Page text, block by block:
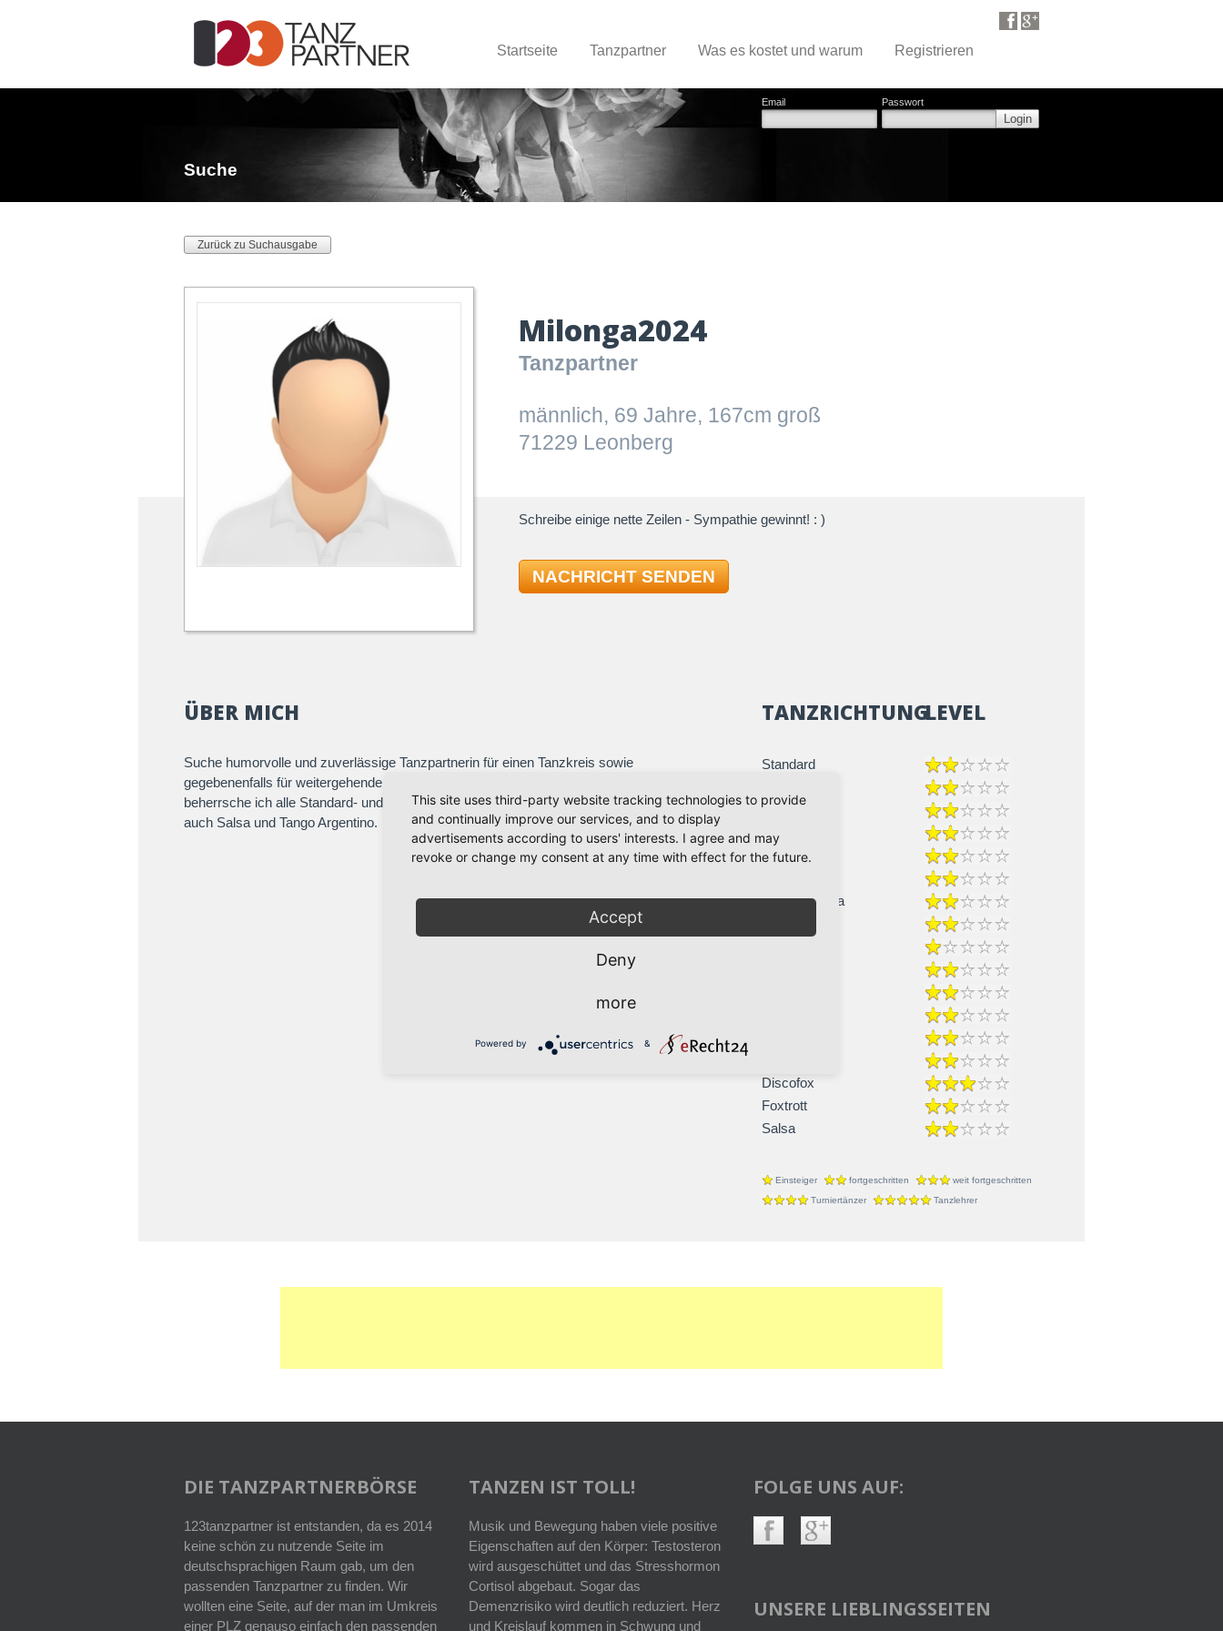
Startseite Tanzpartner Was es kostet und warum Registrieren
Email Passwort
Login
Suche
Zurück zu Suchausgabe
Milonga2024
Tanzpartner
männlich, 69 Jahre, 167cm groß
71229 Leonberg
Schreibe einige nette Zeilen - Sympathie gewinnt! : )
NACHRICHT SENDEN
ÜBER MICH
Suche humorvolle und zuverlässige Tanzpartnerin für einen Tanzkreis sowie
gegebenenfalls für weitergehende Spezialkurse. Neben guten Führungsqualitäten
beherrsche ich alle Standard- und Lateintänze gleichmäßig sicher einschließlich Discofox ,
auch Salsa und Tango Argentino.
TANZRICHTUNG
Standard
Slowfox
Tango
Walzer
Cha-Cha-Cha
Discofox
Foxtrott
Salsa
LEVEL
Einsteiger fortgeschritten
weit fortgeschritten
Turniertänzer
Tanzlehrer
DIE TANZPARTNERBÖRSE
123tanzpartner ist entstanden, da es 2014
keine schön zu nutzende Seite im
deutschsprachigen Raum gab, um den
passenden Tanzpartner zu finden. Wir
wollten eine Seite, auf der man im Umkreis
einer PLZ genauso einfach den passenden
TANZEN IST TOLL!
Musik und Bewegung haben viele positive
Eigenschaften auf den Körper: Testosteron
wird ausgeschüttet und das Stresshormon
Cortisol abgebaut. Sogar das
Demenzrisiko wird deutlich reduziert. Herz
und Kreislauf kommen in Schwung und
FOLGE UNS AUF:
UNSERE LIEBLINGSSEITEN
This site uses third-party website tracking technologies to provide
and continually improve our services, and to display
advertisements according to users' interests. I agree and may
revoke or change my consent at any time with effect for the future.
Accept
Deny
more
Powered by &